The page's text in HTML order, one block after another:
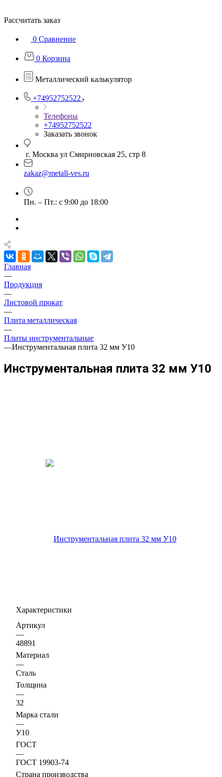
Рассчитать заказ
0 Сравнение
0 Корзина
Металлический калькулятор
+74952752522
Телефоны
+74952752522
Заказать звонок
г. Москва ул Смирновская 25, стр 8
zakaz@metall-ves.ru
Пн. – Пт.: с 9:00 до 18:00
Главная
—
Продукция
—
Листовой прокат
—
Плита металлическая
—
Плиты инструментальные
—Инструментальная плита 32 мм У10
Инструментальная плита 32 мм У10
Характеристики
Артикул
—
48891
Материал
—
Сталь
Толщина
—
32
Марка стали
—
У10
ГОСТ
—
ГОСТ 19903-74
Страна производства